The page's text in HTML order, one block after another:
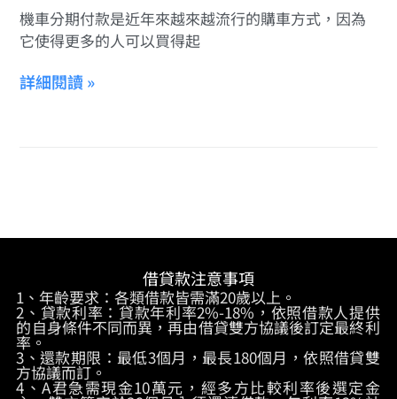
機車分期付款是近年來越來越流行的購車方式，因為
它使得更多的人可以買得起
詳細閱讀 »
借貸款注意事項
1、年齡要求：各類借款皆需滿20歲以上。
2、貸款利率：貸款年利率2%-18%，依照借款人提供
的自身條件不同而異，再由借貸雙方協議後訂定最終利
率。
3、還款期限：最低3個月，最長180個月，依照借貸雙
方協議而訂。
4、A君急需現金10萬元，經多方比較利率後選定金